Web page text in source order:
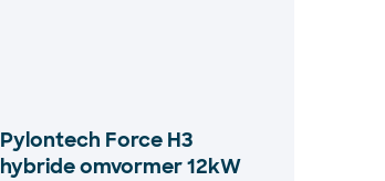
Pylontech Force H3
hybride omvormer 12kW